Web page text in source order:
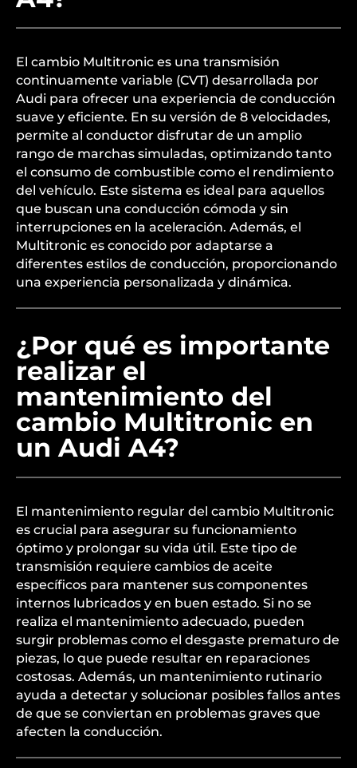
¿Qué es el cambio
velocidades en un Audi
A4?
El cambio Multitronic es una transmisión
continuamente variable (CVT) desarrollada por
Audi para ofrecer una experiencia de conducción
suave y eficiente. En su versión de 8 velocidades,
permite al conductor disfrutar de un amplio
rango de marchas simuladas, optimizando tanto
el consumo de combustible como el rendimiento
del vehículo. Este sistema es ideal para aquellos
que buscan una conducción cómoda y sin
Multitronic es conocido por adaptarse a
diferentes estilos de conducción, proporcionando
una experiencia personalizada y dinámica.
¿Por qué es importante
realizar el
cambio Multitronic en
un Audi A4?
El mantenimiento regular del cambio Multitronic
es crucial para asegurar su funcionamiento
óptimo y prolongar su vida útil. Este tipo de
transmisión requiere cambios de aceite
específicos para mantener sus componentes
internos lubricados y en buen estado. Si no se
realiza el mantenimiento adecuado, pueden
surgir problemas como el desgaste prematuro de
piezas, lo que puede resultar en reparaciones